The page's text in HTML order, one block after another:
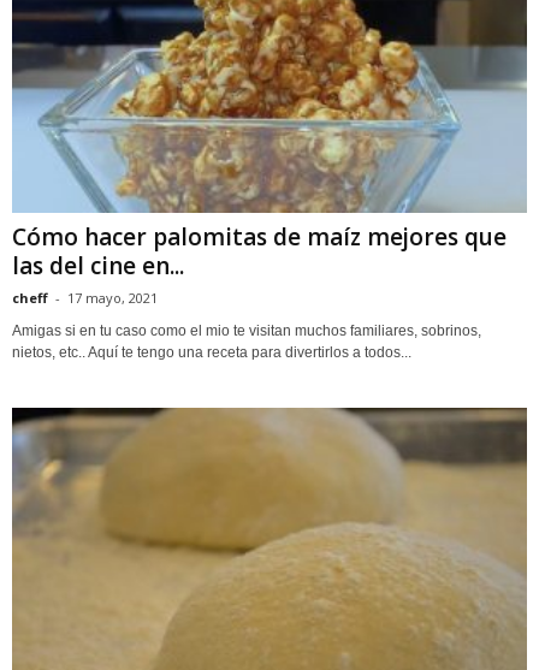
Cómo hacer palomitas de maíz mejores que
las del cine en...
cheff - 17 mayo, 2021
Amigas si en tu caso como el mio te visitan muchos familiares, sobrinos,
nietos, etc.. Aquí te tengo una receta para divertirlos a todos...